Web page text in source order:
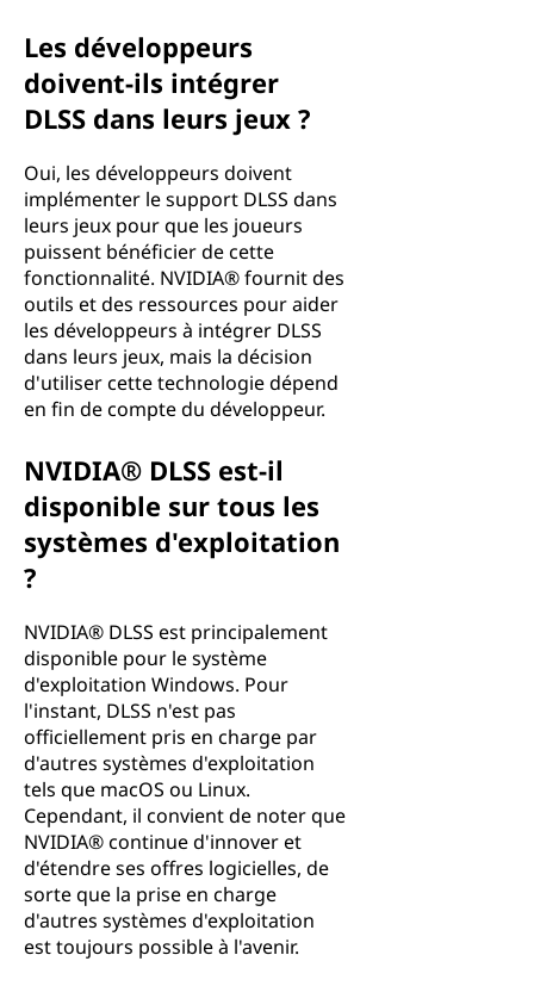
Les développeurs
doivent-ils intégrer
DLSS dans leurs jeux ?
Oui, les développeurs doivent
implémenter le support DLSS dans
leurs jeux pour que les joueurs
puissent bénéficier de cette
fonctionnalité. NVIDIA® fournit des
outils et des ressources pour aider
les développeurs à intégrer DLSS
dans leurs jeux, mais la décision
d'utiliser cette technologie dépend
en fin de compte du développeur.
NVIDIA® DLSS est-il
disponible sur tous les
systèmes d'exploitation
?
NVIDIA® DLSS est principalement
disponible pour le système
d'exploitation Windows. Pour
l'instant, DLSS n'est pas
officiellement pris en charge par
d'autres systèmes d'exploitation
tels que macOS ou Linux.
Cependant, il convient de noter que
NVIDIA® continue d'innover et
d'étendre ses offres logicielles, de
sorte que la prise en charge
d'autres systèmes d'exploitation
est toujours possible à l'avenir.